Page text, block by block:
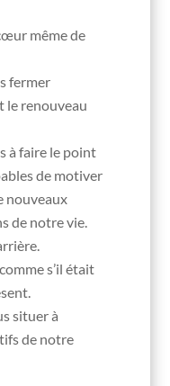
même de
fermer
le renouveau
à faire le point
de motiver
nouveaux
de notre vie.
s’il était
situer à
de notre